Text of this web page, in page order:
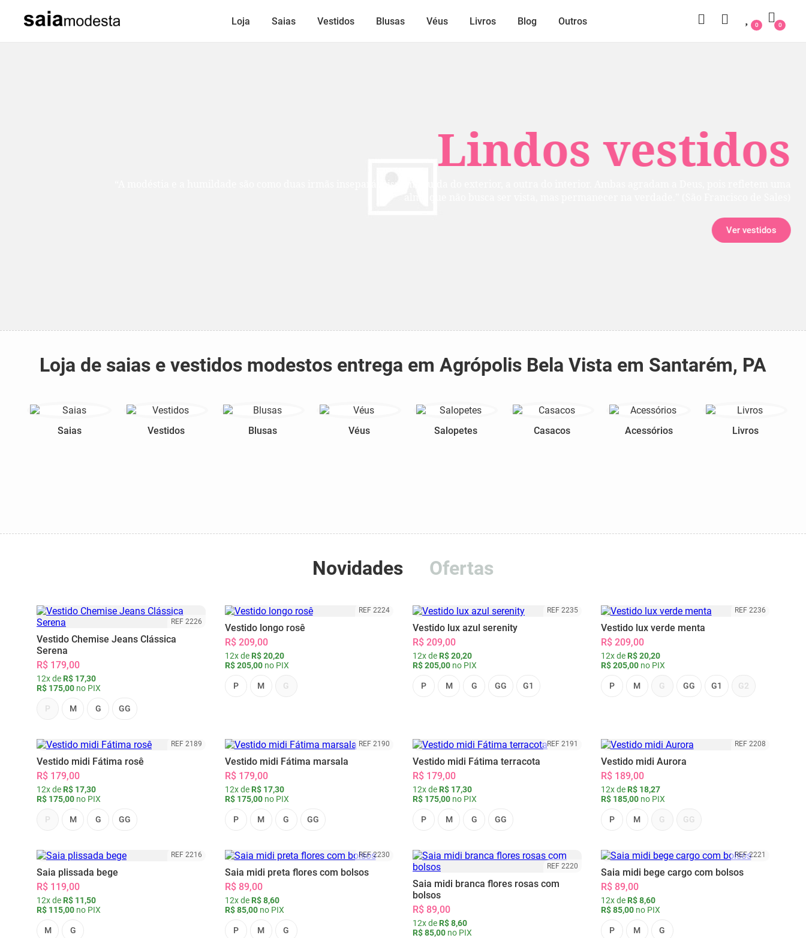
Lindos vestidos
Ver vestidos
Loja Saias Vestidos Blusas Véus Livros Blog Outros 0
0
Loja de saias e vestidos modestos entrega em Agrópolis Bela Vista em Santarém, PA
Saias Vestidos Blusas Véus Salopetes Casacos Acessórios Livros
Novidades Ofertas
REF 2226
Vestido Chemise Jeans Clássica
Serena
R$ 179,00
12x de R$ 17,30
R$ 175,00 no PIX
P M G GG
REF 2224
Vestido longo rosê
R$ 209,00
12x de R$ 20,20
R$ 205,00no PIX
P M G
REF 2235
Vestido lux azul serenity
R$ 209,00
12x de R$ 20,20
R$ 205,00 no PIX
P M G GG G1
REF 2236
Vestido lux verde menta
R$ 209,00
12x de R$ 20,20
R$ 205,00no PIX
P M G GG G1 G2
REF 2189
Vestido midi Fátima rosê
R$ 179,00
12x de R$ 17,30
R$ 175,00 no PIX
P M G GG
REF 2190
Vestido midi Fátima marsala
R$ 179,00
12x de R$ 17,30
R$ 175,00no PIX
P M G GG
REF 2191
Vestido midi Fátima terracota
R$ 179,00
12x de R$ 17,30
R$ 175,00 no PIX
P M G GG
REF 2208
Vestido midi Aurora
R$ 189,00
12x de R$ 18,27
R$ 185,00no PIX
P M G GG
REF 2216
Saia plissada bege
R$ 119,00
12x de R$ 11,50
R$ 115,00 no PIX
M G
REF 2230
Saia midi preta flores com bolsos
R$ 89,00
12x de R$ 8,60
R$ 85,00no PIX
P M G
REF 2220
Saia midi branca flores rosas com
bolsos
R$ 89,00
12x de R$ 8,60
R$ 85,00 no PIX
REF 2221
Saia midi bege cargo com bolsos
R$ 89,00
12x de R$ 8,60
R$ 85,00no PIX
P M G